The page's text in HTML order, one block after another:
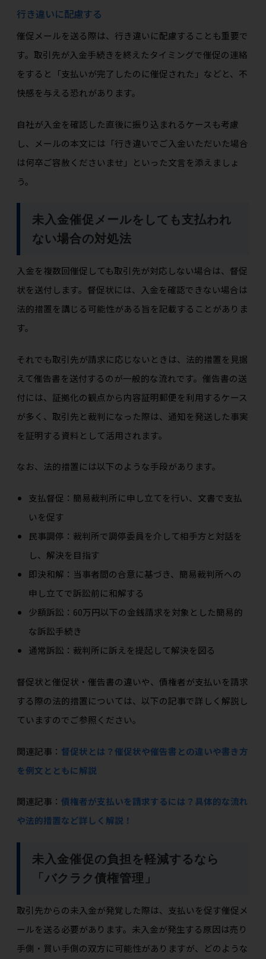
行き違いに配慮する
催促メールを送る際は、行き違いに配慮することも重要で
す。取引先が入金手続きを終えたタイミングで催促の連絡
をすると「支払いが完了したのに催促された」などと、不
快感を与える恐れがあります。
自社が入金を確認した直後に振り込まれるケースも考慮
し、メールの本文には「行き違いでご入金いただいた場合
は何卒ご容赦くださいませ」といった文言を添えましょ
う。
未入金催促メールをしても支払われ
ない場合の対処法
入金を複数回催促しても取引先が対応しない場合は、督促
状を送付します。督促状には、入金を確認できない場合は
法的措置を講じる可能性がある旨を記載することがありま
す。
それでも取引先が請求に応じないときは、法的措置を見据
えて催告書を送付するのが一般的な流れです。催告書の送
付には、証拠化の観点から内容証明郵便を利用するケース
が多く、取引先と裁判になった際は、通知を発送した事実
を証明する資料として活用されます。
なお、法的措置には以下のような手段があります。
支払督促：簡易裁判所に申し立てを行い、文書で支払
いを促す
民事調停：裁判所で調停委員を介して相手方と対話を
し、解決を目指す
即決和解：当事者間の合意に基づき、簡易裁判所への
申し立てで訴訟前に和解する
少額訴訟：60万円以下の金銭請求を対象とした簡易的
な訴訟手続き
通常訴訟：裁判所に訴えを提起して解決を図る
督促状と催促状・催告書の違いや、債権者が支払いを請求
する際の法的措置については、以下の記事で詳しく解説し
ていますのでご参照ください。
関連記事： 督促状とは？催促状や催告書との違いや書き方
を例文とともに解説
関連記事： 債権者が支払いを請求するには？具体的な流れ
や法的措置など詳しく解説！
未入金催促の負担を軽減するなら
「バクラク債権管理」
取引先からの未入金が発覚した際は、支払いを促す催促メ
ールを送る必要があります。未入金が発生する原因は売り
手側・買い手側の双方に可能性がありますが、どのような